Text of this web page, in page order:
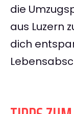
die
aus Luzern
dich